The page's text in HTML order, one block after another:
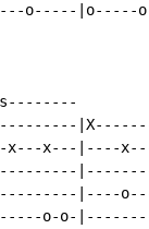
o-----|o-----
x---x---|----
|----
o-o-